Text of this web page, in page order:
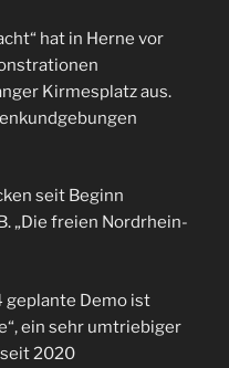
hat in Herne vor
Kirmesplatz aus.
seit Beginn
„Die freien Nordrhein-
geplante Demo ist
ein sehr umtriebiger
seit 2020